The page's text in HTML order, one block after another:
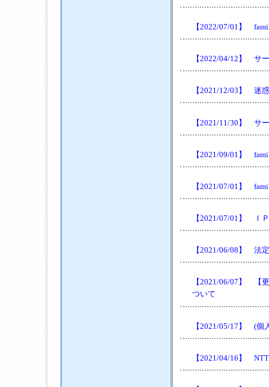
【2022/07/01】
【2022/04/12】 サ
【2021/12/03】 迷
【2021/11/30】 サ
【2021/09/01】
【2021/07/01】
【2021/07/01】 Ｉ
【2021/06/08】 法
【2021/06/07】 【
ついて
【2021/05/17】 (
【2021/04/16】